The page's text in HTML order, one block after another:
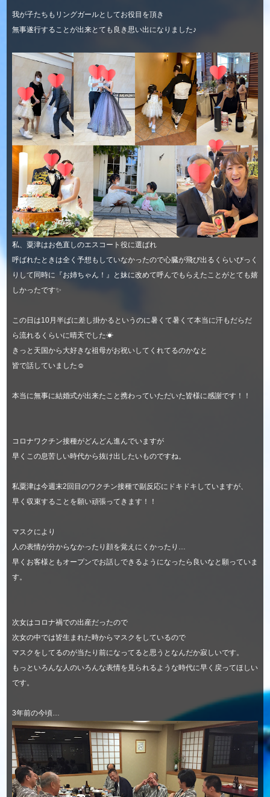
我が子たちもリングガールとしてお役目を頂き
無事遂行することが出来とても良き思い出になりました♪
私、粟津はお色直しのエスコート役に選ばれ
呼ばれたときは全く予想もしていなかったので心臓が飛び出るくらいびっく
りして同時に『お姉ちゃん！』と妹に改めて呼んでもらえたことがとても嬉
しかったです✨
この日は10月半ばに差し掛かるというのに暑くて暑くて本当に汗もだらだ
ら流れるくらいに晴天でした☀
きっと天国から大好きな祖母がお祝いしてくれてるのかなと
皆で話していました☺
本当に無事に結婚式が出来たこと携わっていただいた皆様に感謝です！！
コロナワクチン接種がどんどん進んでいますが
早くこの息苦しい時代から抜け出したいものですね。
私粟津は今週末2回目のワクチン接種で副反応にドキドキしていますが、
早く収束することを願い頑張ってきます！！
マスクにより
人の表情が分からなかったり顔を覚えにくかったり…
早くお客様ともオープンでお話しできるようになったら良いなと願っていま
す。
次女はコロナ禍での出産だったので
次女の中では皆生まれた時からマスクをしているので
マスクをしてるのが当たり前になってると思うとなんだか寂しいです。
もっといろんな人のいろんな表情を見られるような時代に早く戻ってほしい
です。
3年前の今頃…